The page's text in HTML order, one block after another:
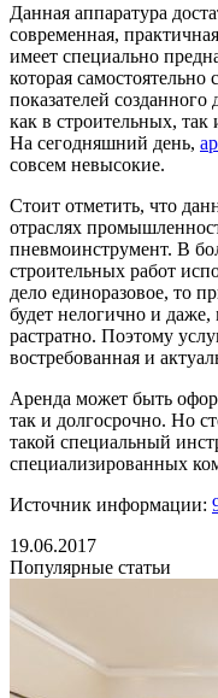
Данная аппаратура
современная,
имеет специально
которая
показателей
как в строительных,
На сегодняшний день,
совсем невысокие.
Стоит отметить, что
отраслях
пневмоинструмент. В
строительных работ
дело единоразовое, то
будет нелогично и даже,
растратно. Поэтому
востребованная и
Аренда может быть
так и долгосрочно. Но
такой специальный
специализированных
Источник информации:
19.06.2017
Популярные статьи